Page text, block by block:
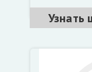
Узнать